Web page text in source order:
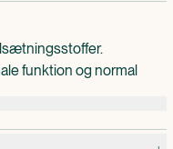
funktion og normal
Compleks.